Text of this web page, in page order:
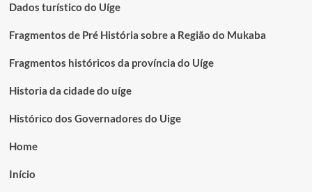
Dados turístico do Uíge
Fragmentos de Pré História sobre a Região do Mukaba
Fragmentos históricos da província do Uíge
Historia da cidade do uíge
Histórico dos Governadores do Uige
Home
Início